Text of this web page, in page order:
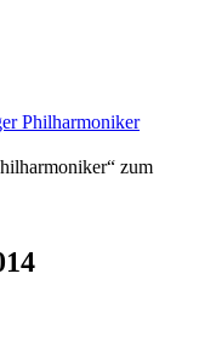
Philharmoniker
zum